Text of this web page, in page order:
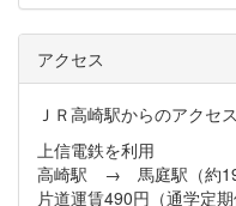
アクセス
ＪＲ高崎駅からのアクセス
上信電鉄を利用
高崎駅 → 馬庭駅（約19
片道運賃490円（通学定